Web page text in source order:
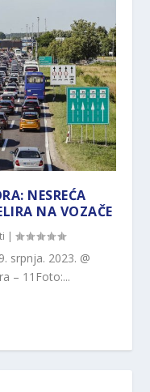
NESREĆA
NA VOZAČE
|
srpnja. 2023. @
– 11Foto:...